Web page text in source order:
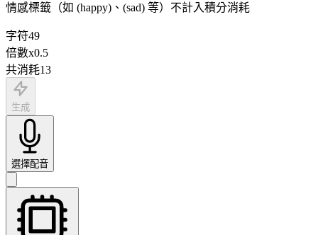
情感標籤（如 (happy)、(sad) 等）不計入積分消耗
字符49
倍數x0.5
共消耗13
生成
選擇配音